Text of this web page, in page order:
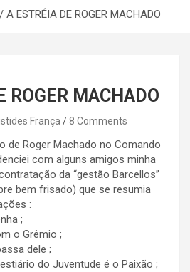
A ESTRÉIA DE ROGER MACHADO
ROGER MACHADO
França 8 Comments
de Roger Machado no Comando
com alguns amigos minha
da “gestão Barcellos”
bem frisado) que se resumia
:
;
o Grêmio ;
dele ;
do Juventude é o Paixão ;